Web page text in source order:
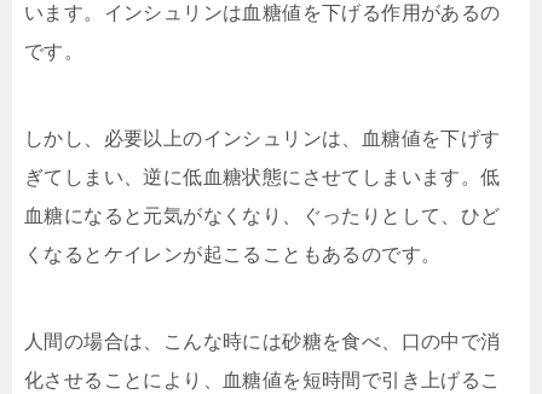
います。インシュリンは血糖値を下げる作用があるの
です。
しかし、必要以上のインシュリンは、血糖値を下げす
ぎてしまい、逆に低血糖状態にさせてしまいます。低
血糖になると元気がなくなり、ぐったりとして、ひど
くなるとケイレンが起こることもあるのです。
人間の場合は、こんな時には砂糖を食べ、口の中で消
化させることにより、血糖値を短時間で引き上げるこ